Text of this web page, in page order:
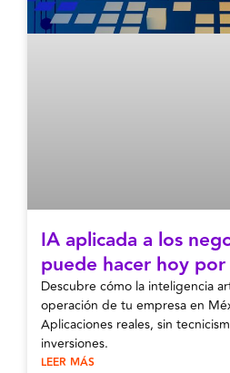
IA aplicada a los
puede hacer hoy
Descubre cómo la inteligencia
operación de tu empresa en
Aplicaciones reales, sin
inversiones.
LEER MÁS